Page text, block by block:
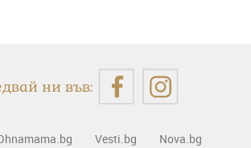
ни във:
Vesti.bg Nova.bg